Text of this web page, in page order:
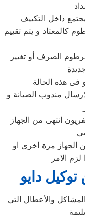
داخل التكييف
كالمعتاد و يتم تقييم
الصرف أو تغيير
فى هذه الحالة
مندوب الصيانة و
انتهى من الجهاز
الجهاز مرة اخرى او
الامر
دايو
والأعطال التي